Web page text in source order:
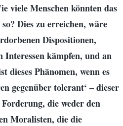
viele Menschen könnten das
Dies zu erreichen, wäre
Dispositionen,
Interessen kämpfen, und an
dieses Phänomen, wenn es
gegenüber tolerant‘ – dieser
die weder den
Moralisten, die die